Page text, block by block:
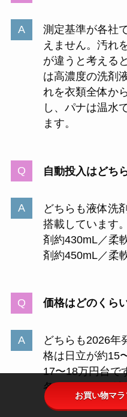
測定基準が各社
えません。汚れ
が違うと考える
は高濃度の洗剤
れを衣類全体か
し、パナは温水
ます。
自動投入はどち
どちらも液体洗
搭載しています
剤約430mL／柔
剤約450mL／柔
価格はどのくら
どちらも2026年
格は日立が約15
17〜18万円台で
各モールでご確
お買い物マ